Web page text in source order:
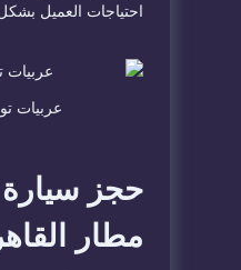
احتياجات العميل
عربيات
حجز
مطار